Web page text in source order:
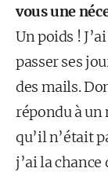
vous une
Un poids !
passer ses
des mails.
répondu à un
qu’il n’était
j’ai la